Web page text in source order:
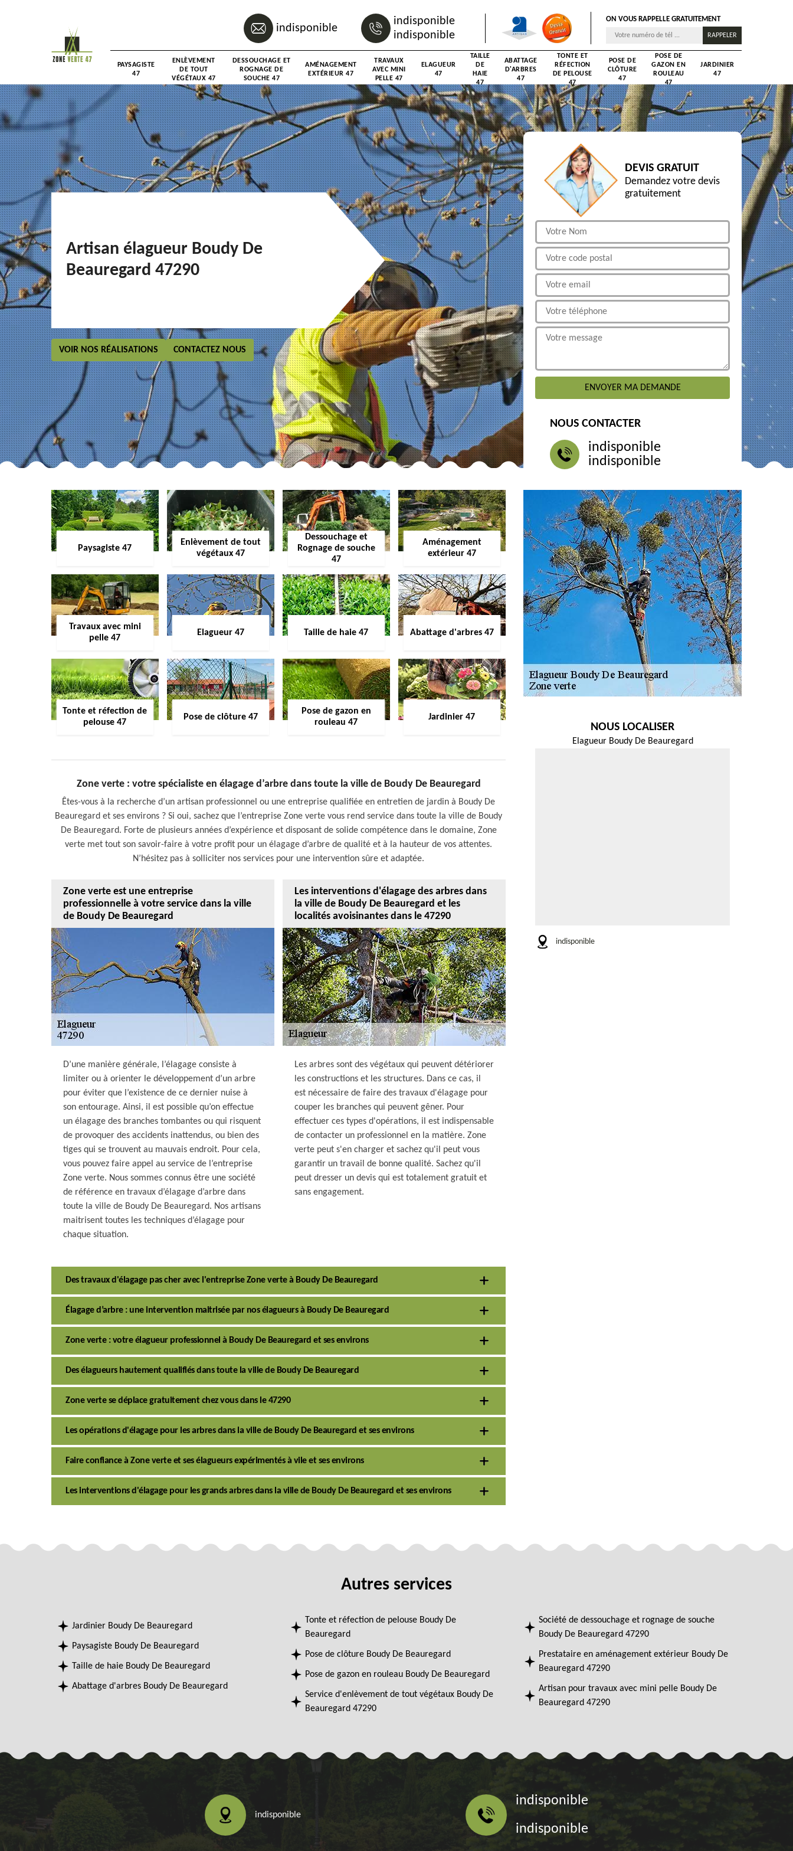
indisponible
indisponible
indisponible
ON VOUS RAPPELLE GRATUITEMENT
PAYSAGISTE
47
ENLÈVEMENT
DE TOUT
VÉGÉTAUX 47
DESSOUCHAGE ET
ROGNAGE DE
SOUCHE 47
AMÉNAGEMENT
EXTÉRIEUR 47
TRAVAUX
AVEC MINI
PELLE 47
ELAGUEUR
47
TAILLE
DE
HAIE
47
ABATTAGE
D'ARBRES
47
TONTE ET
RÉFECTION
DE PELOUSE
47
POSE DE
CLÔTURE
47
POSE DE
GAZON EN
ROULEAU
47
JARDINIER
47
Artisan élagueur Boudy De
Beauregard 47290
VOIR NOS RÉALISATIONS CONTACTEZ NOUS
Paysagiste 47
Enlèvement de tout
végétaux 47
Dessouchage et
Rognage de souche
47
Aménagement
extérieur 47
Travaux avec mini
pelle 47
Elagueur 47 Taille de haie 47 Abattage d'arbres 47
Tonte et réfection de
pelouse 47
Pose de clôture 47
Pose de gazon en
rouleau 47
Jardinier 47
Zone verte : votre spécialiste en élagage d’arbre dans toute la ville de Boudy De Beauregard
Êtes-vous à la recherche d’un artisan professionnel ou une entreprise qualifiée en entretien de jardin à Boudy De
Beauregard et ses environs ? Si oui, sachez que l’entreprise Zone verte vous rend service dans toute la ville de Boudy
De Beauregard. Forte de plusieurs années d’expérience et disposant de solide compétence dans le domaine, Zone
verte met tout son savoir-faire à votre profit pour un élagage d’arbre de qualité et à la hauteur de vos attentes.
N’hésitez pas à solliciter nos services pour une intervention sûre et adaptée.
Zone verte est une entreprise
professionnelle à votre service dans la ville
de Boudy De Beauregard
D’une manière générale, l’élagage consiste à
limiter ou à orienter le développement d’un arbre
pour éviter que l’existence de ce dernier nuise à
son entourage. Ainsi, il est possible qu’on effectue
un élagage des branches tombantes ou qui risquent
de provoquer des accidents inattendus, ou bien des
tiges qui se trouvent au mauvais endroit. Pour cela,
vous pouvez faire appel au service de l’entreprise
Zone verte. Nous sommes connus être une société
de référence en travaux d’élagage d’arbre dans
toute la ville de Boudy De Beauregard. Nos artisans
maitrisent toutes les techniques d’élagage pour
chaque situation.
Les interventions d'élagage des arbres dans
la ville de Boudy De Beauregard et les
localités avoisinantes dans le 47290
Les arbres sont des végétaux qui peuvent détériorer
les constructions et les structures. Dans ce cas, il
est nécessaire de faire des travaux d'élagage pour
couper les branches qui peuvent gêner. Pour
effectuer ces types d'opérations, il est indispensable
de contacter un professionnel en la matière. Zone
verte peut s'en charger et sachez qu'il peut vous
garantir un travail de bonne qualité. Sachez qu'il
peut dresser un devis qui est totalement gratuit et
sans engagement.
Des travaux d'élagage pas cher avec l'entreprise Zone verte à Boudy De Beauregard
Élagage d’arbre : une intervention maitrisée par nos élagueurs à Boudy De Beauregard
Zone verte : votre élagueur professionnel à Boudy De Beauregard et ses environs
Des élagueurs hautement qualifiés dans toute la ville de Boudy De Beauregard
Zone verte se déplace gratuitement chez vous dans le 47290
Les opérations d'élagage pour les arbres dans la ville de Boudy De Beauregard et ses environs
Faire confiance à Zone verte et ses élagueurs expérimentés à vile et ses environs
Les interventions d'élagage pour les grands arbres dans la ville de Boudy De Beauregard et ses environs
DEVIS GRATUIT
Demandez votre devis
gratuitement
NOUS CONTACTER
indisponible
indisponible
NOUS LOCALISER
Elagueur Boudy De Beauregard
indisponible
Autres services
Jardinier Boudy De Beauregard
Paysagiste Boudy De Beauregard
Taille de haie Boudy De Beauregard
Abattage d'arbres Boudy De Beauregard
Tonte et réfection de pelouse Boudy De
Beauregard
Pose de clôture Boudy De Beauregard
Pose de gazon en rouleau Boudy De Beauregard
Service d'enlèvement de tout végétaux Boudy De
Beauregard 47290
Société de dessouchage et rognage de souche
Boudy De Beauregard 47290
Prestataire en aménagement extérieur Boudy De
Beauregard 47290
Artisan pour travaux avec mini pelle Boudy De
Beauregard 47290
indisponible
indisponible
indisponible